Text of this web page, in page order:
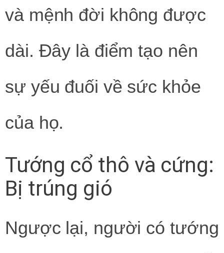
và mệnh đời không được
dài. Đây là điểm tạo nên
sự yếu đuối về sức khỏe
của họ.
Tướng cổ thô và cứng:
Bị trúng gió
Ngược lại, người có tướng